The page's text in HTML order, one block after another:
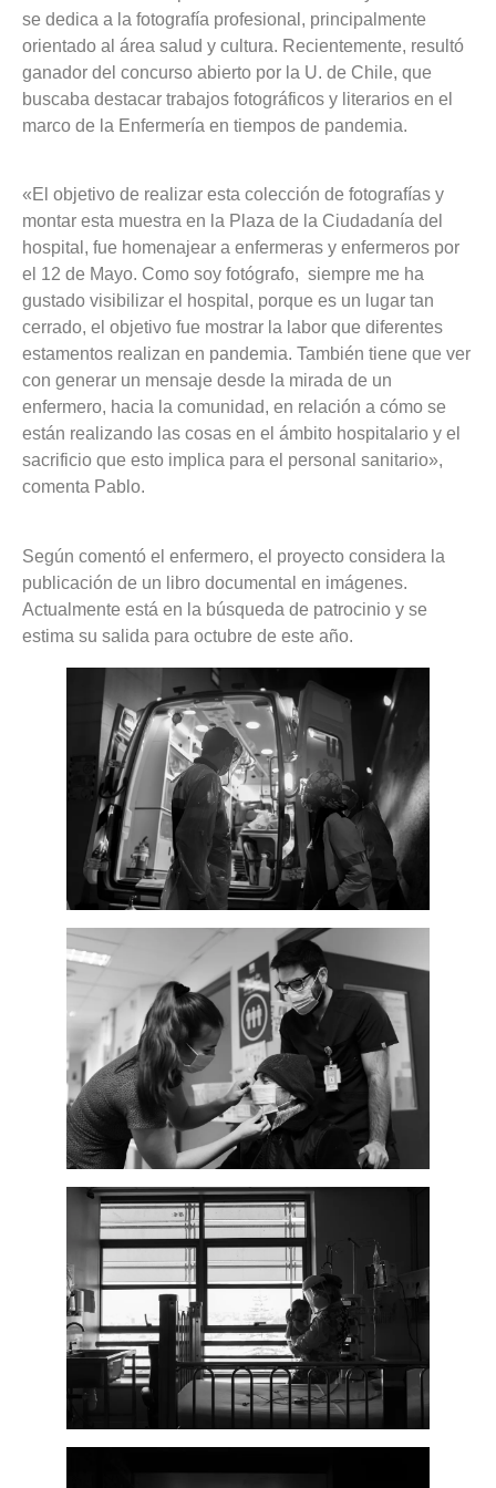
se dedica a la fotografía profesional, principalmente
orientado al área salud y cultura. Recientemente, resultó
ganador del concurso abierto por la U. de Chile, que
buscaba destacar trabajos fotográficos y literarios en el
marco de la Enfermería en tiempos de pandemia.
«El objetivo de realizar esta colección de fotografías y
montar esta muestra en la Plaza de la Ciudadanía del
hospital, fue homenajear a enfermeras y enfermeros por
el 12 de Mayo. Como soy fotógrafo, siempre me ha
gustado visibilizar el hospital, porque es un lugar tan
cerrado, el objetivo fue mostrar la labor que diferentes
estamentos realizan en pandemia. También tiene que ver
con generar un mensaje desde la mirada de un
enfermero, hacia la comunidad, en relación a cómo se
están realizando las cosas en el ámbito hospitalario y el
sacrificio que esto implica para el personal sanitario»,
comenta Pablo.
Según comentó el enfermero, el proyecto considera la
publicación de un libro documental en imágenes.
Actualmente está en la búsqueda de patrocinio y se
estima su salida para octubre de este año.